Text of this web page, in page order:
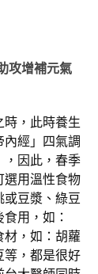
攻增補元氣
時，此時養生
經」四氣調
，因此，春季
選用溫性食物
豆漿、綠豆
用，如：
材，如：胡蘿
等，都是很好